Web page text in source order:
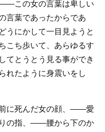
この女の言葉は卑しい
言葉であったからであ
うにかして一目見ようと
こち歩いて、あらゆるす
てとうとう見る事ができ
れたように身震いをし
に死んだ女の顔、――愛
の指、――腰から下のか